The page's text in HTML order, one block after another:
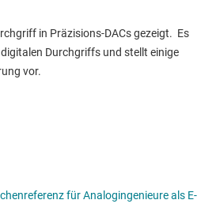
in Präzisions-DACs gezeigt. Es
Durchgriffs und stellt einige
vor.
für Analogingenieure als E-